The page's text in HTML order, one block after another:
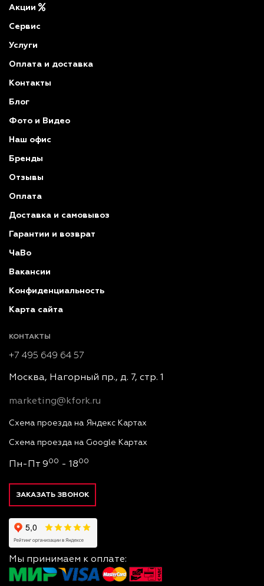
Акции
Сервис
Услуги
Оплата и доставка
Контакты
Блог
Фото и Видео
Наш офис
Бренды
Отзывы
Оплата
Доставка и самовывоз
Гарантии и возврат
ЧаВо
Вакансии
Конфиденциальность
Карта сайта
КОНТАКТЫ
+7 495 649 64 57
Москва, Нагорный пр., д. 7, стр. 1
marketing@kfork.ru
Схема проезда на Яндекс Картах
Схема проезда на Google Картах
Пн-Пт 900 - 1800
ЗАКАЗАТЬ ЗВОНОК
Мы принимаем к оплате: